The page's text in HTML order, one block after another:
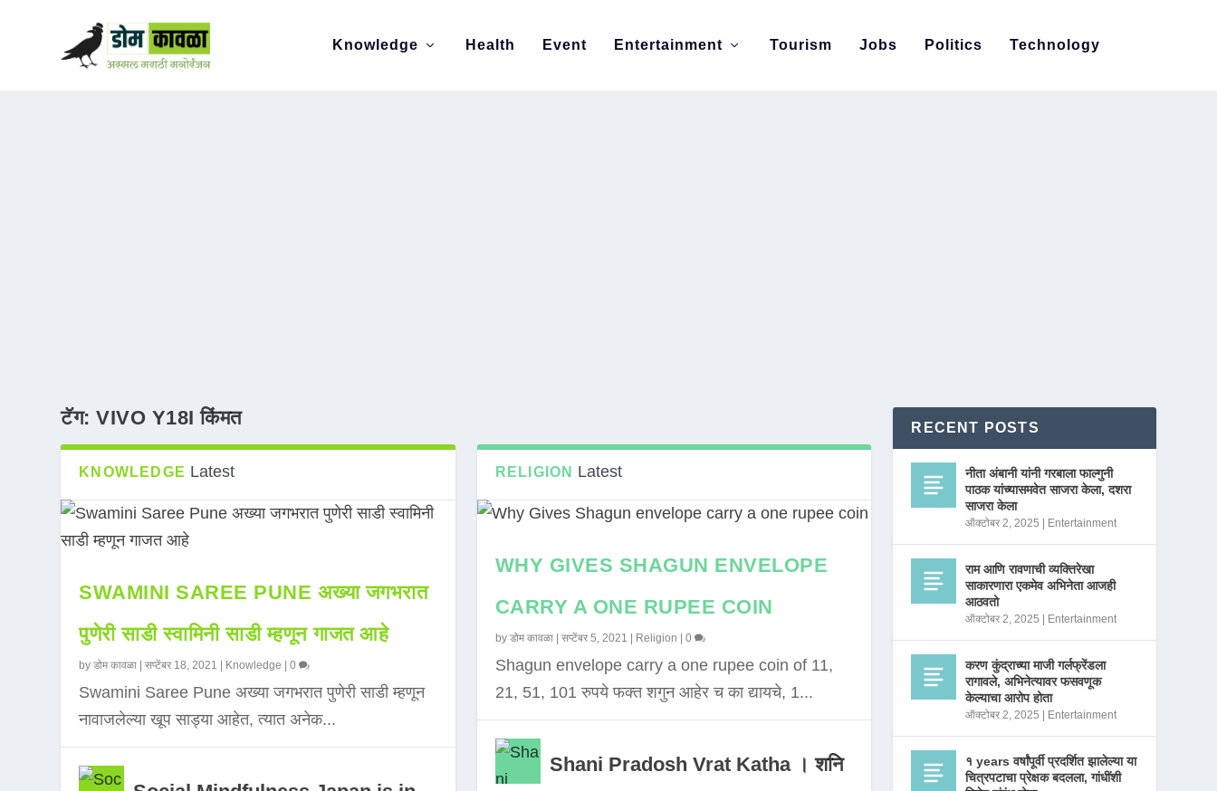
Knowledge Health Event Entertainment Tourism Jobs Politics Technology
टॅग:VIVO Y18I किंमत
KNOWLEDGE Latest
SWAMINI SAREE PUNE अख्या जगभरात
पुणेरी साडी स्वामिनी साडी म्हणून गाजत आहे
byडोम कावळा |सप्टेंबर 18, 2021 Knowledge |0
Swamini Saree Pune अख्या जगभरात पुणेरी साडी म्हणून
नावाजलेल्या खूप साड्या आहेत, त्यात अनेक...
RELIGION Latest
WHY GIVES SHAGUN ENVELOPE
CARRY A ONE RUPEE COIN
by डोम कावळा| सप्टेंबर 5, 2021 Religion 0
Shagun envelope carry a one rupee coin of 11,
21, 51, 101 रुपये फक्त शगुन आहेर च का द्यायचे, 1...
Shani Pradosh Vrat Katha । शनि
RECENT POSTS
नीता अंबानी यांनी गरबाला फाल्गुनी
पाठक यांच्यासमवेत साजरा केला, दशरा
साजरा केला
ऑक्टोबर 2, 2025 Entertainment
राम आणि रावणाची व्यक्तिरेखा
साकारणारा एकमेव अभिनेता आजही
आठवतो
ऑक्टोबर 2, 2025 Entertainment
करण कुंद्राच्या माजी गर्लफ्रेंडला
रागावले, अभिनेत्यावर फसवणूक
केल्याचा आरोप होता
ऑक्टोबर 2, 2025 Entertainment
१ years वर्षांपूर्वी प्रदर्शित झालेल्या या
चित्रपटाचा प्रेक्षक बदलला, गांधींशी